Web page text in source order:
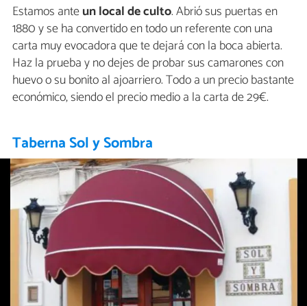
Estamos anteun local de culto. Abrió sus puertas en
1880 y se ha convertido en todo un referente con una
carta muy evocadora que te dejará con la boca abierta.
Haz la prueba y no dejes de probar sus camarones con
huevo o su bonito al ajoarriero. Todo a un precio bastante
económico, siendo el precio medio a la carta de 29€.
Taberna Sol y Sombra